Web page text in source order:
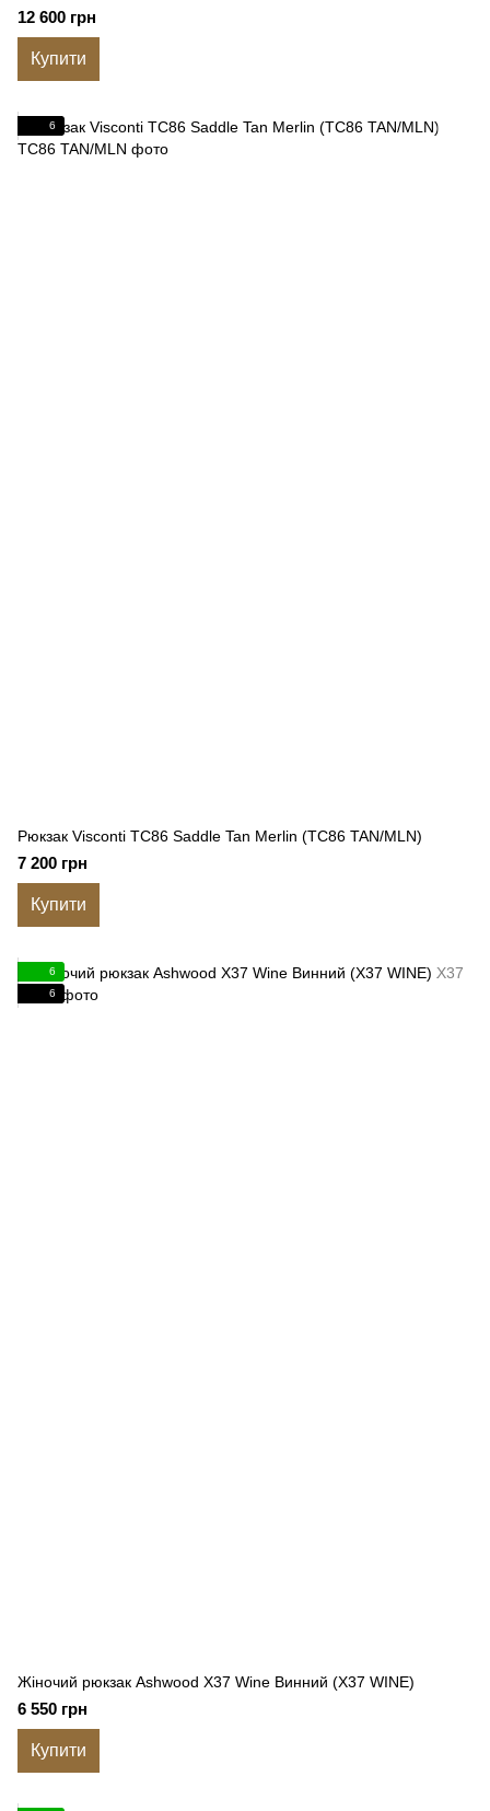
12 600 грн
Купити
6
Рюкзак Visconti TC86 Saddle Tan Merlin (TC86 TAN/MLN)
7 200 грн
Купити
6
6
Жіночий рюкзак Ashwood X37 Wine Винний (X37 WINE)
6 550 грн
Купити